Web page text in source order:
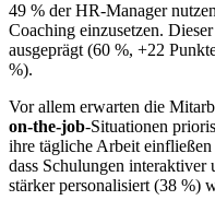
49 % der HR-Manager
Coaching einzusetzen.
ausgeprägt (60 %, +22
%).
Vor allem erwarten die
on-the-job-Situationen
ihre tägliche Arbeit einfließen
dass Schulungen interaktiver
stärker personalisiert (38 %)